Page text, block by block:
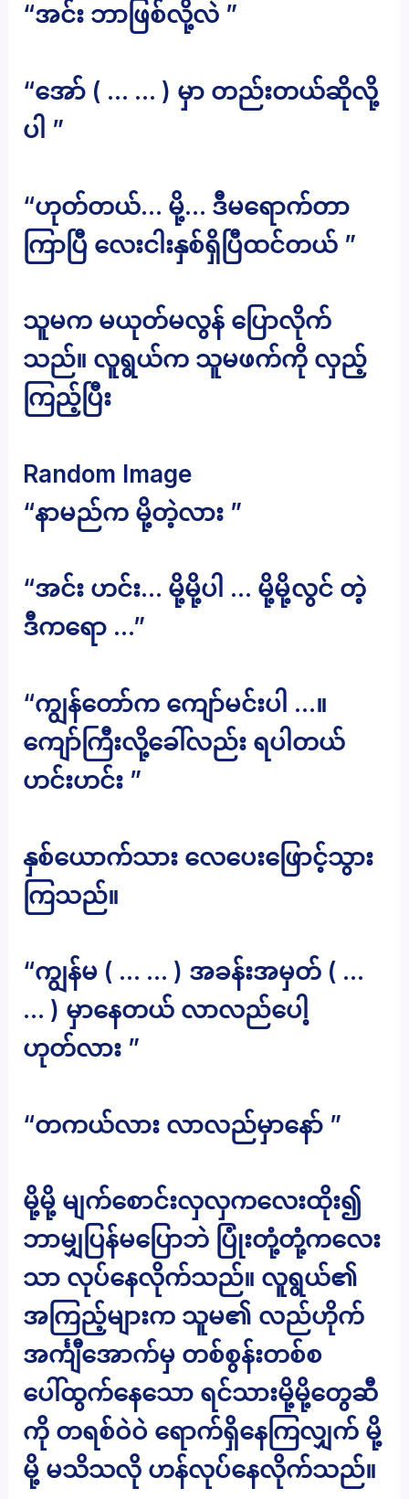
“အင်း ဘာဖြစ်လို့လဲ ”
“အော် ( … … ) မှာ တည်းတယ်ဆိုလို့
ပါ ”
“ဟုတ်တယ်… မို့… ဒီမရောက်တာ
ကြာပြီ လေးငါးနှစ်ရှိပြီထင်တယ် ”
သူမက မယုတ်မလွန် ပြောလိုက်
သည်။ လူရွယ်က သူမဖက်ကို လှည့်
ကြည့်ပြီး
Random Image
“နာမည်က မို့တဲ့လား ”
“အင်း ဟင်း… မို့မို့ပါ … မို့မို့လွင် တဲ့
ဒီကရော …”
“ကျွန်တော်က ကျော်မင်းပါ …။
ကျော်ကြီးလို့ခေါ်လည်း ရပါတယ်
ဟင်းဟင်း ”
နှစ်ယောက်သား လေပေးဖြောင့်သွား
ကြသည်။
“ကျွန်မ ( … … ) အခန်းအမှတ် ( …
… ) မှာနေတယ် လာလည်ပေါ့
ဟုတ်လား ”
“တကယ်လား လာလည်မှာနော် ”
မို့မို့ မျက်စောင်းလှလှကလေးထိုး၍
ဘာမျှပြန်မပြောဘဲ ပြုံးတုံ့တုံ့ကလေး
သာ လုပ်နေလိုက်သည်။ လူရွယ်၏
အကြည့်များက သူမ၏ လည်ဟိုက်
အင်္ကျီအောက်မှ တစ်စွန်းတစ်စ
ပေါ်ထွက်နေသော ရင်သားမို့မို့တွေဆီ
ကို တရစ်ဝဲဝဲ ရောက်ရှိနေကြလျှက် မို့
မို့ မသိသလို ဟန်လုပ်နေလိုက်သည်။